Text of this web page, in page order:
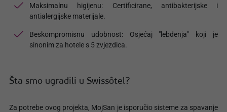
Maksimalnu higijenu: Certificirane, antibakterijske i
antialergijske materijale.
Beskompromisnu udobnost: Osjećaj "lebdenja" koji je
sinonim za hotele s 5 zvjezdica.
Šta smo ugradili u Swissôtel?
Za potrebe ovog projekta, MojSan je isporučio sisteme za spavanje